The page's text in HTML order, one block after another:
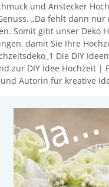
und Anstecker
„Da fehlt dann
Somit gibt unser
damit Sie Ihre
Die DIY
zur DIY Idee Hochzeit
Autorin für kreative